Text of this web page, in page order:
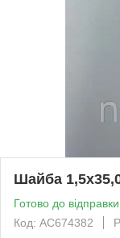
Шайба
Готово до відправки
Код: AC674382